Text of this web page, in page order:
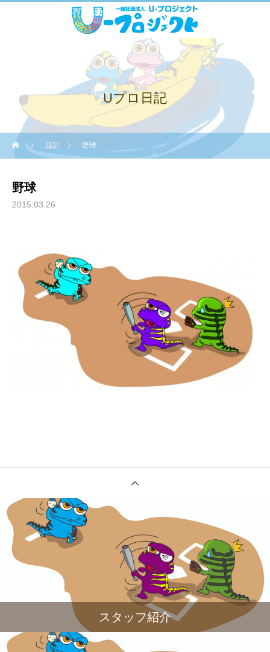
Uプロ日記
日記 野球
野球
2015.03.26
スタッフ紹介